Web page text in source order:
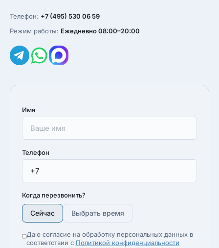
Телефон: +7 (495) 530 06 59
Режим работы: Ежедневно 08:00–20:00
Имя
Телефон
Когда перезвонить?
Сейчас Выбрать время
Даю согласие на обработку персональных данных в
соответствии с Политикой конфиденциальности